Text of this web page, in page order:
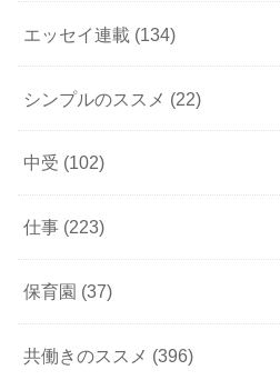
エッセイ連載 (134)
シンプルのススメ (22)
中受 (102)
仕事 (223)
保育園 (37)
共働きのススメ (396)